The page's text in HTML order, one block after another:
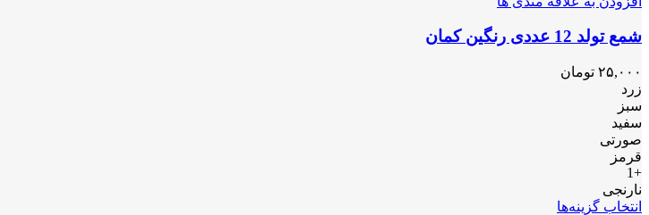
شمع تولد 12 عددی رنگین کمان
۲۵,۰۰۰ تومان
زرد
سبز
سفید
صورتی
قرمز
+1
نارنجی
انتخاب گزینه‌ها